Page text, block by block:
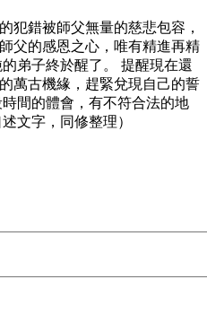
犯錯被師父無量的慈悲包容，
父的感恩之心，唯有精進再精
弟子終於醒了。 提醒現在還
萬古機緣，趕緊兌現自己的誓
間的體會，有不符合法的地
文字，同修整理）